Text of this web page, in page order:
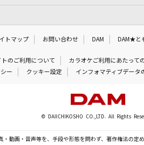
トマップ お問い合わせ DAM DAM★と
トのご利用について カラオケご利用にあたって
ー クッキー設定 インフォマティブデータ
© DAIICHIKOSHO CO.,LTD. All Rights
・動画・音声等を、手段や形態を問わず、著作権法の定